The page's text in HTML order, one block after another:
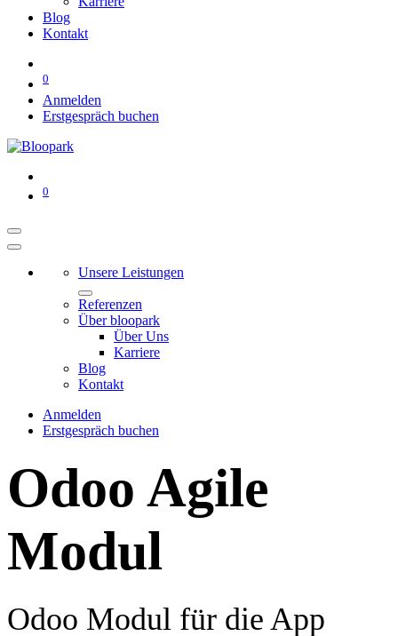
Blog
Kontakt
0
Anmelden
Erstgespräch buchen
0
Unsere Leistungen
Referenzen
Über bloopark
Über Uns
Karriere
Blog
Kontakt
Anmelden
Erstgespräch buchen
Odoo Agile
Modul
Odoo Modul für die App